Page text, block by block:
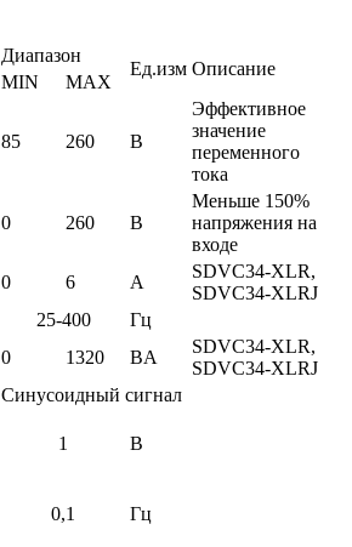
Диапазон
Ед.изм Описание
MIN MAX
85 260 В
Эффективное
значение
переменного
тока
0 260 В
Меньше 150%
напряжения на
входе
0 6 A
SDVC34-XLR,
SDVC34-XLRJ
25-400
Гц
0 1320 ВA
SDVC34-XLR,
SDVC34-XLRJ
Синусоидный сигнал
1 В
0,1 Гц